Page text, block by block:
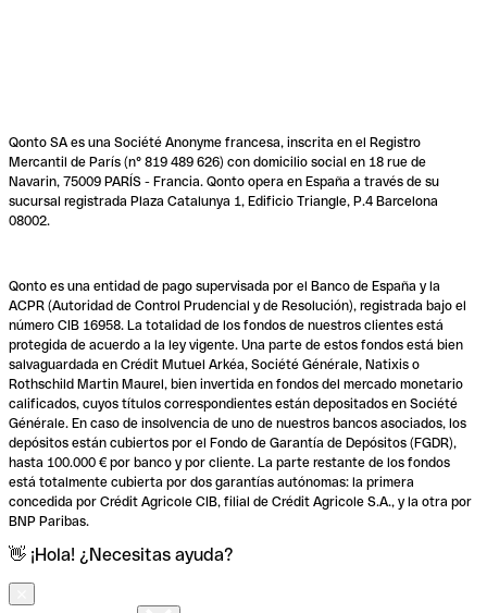
Qonto SA es una Société Anonyme francesa, inscrita en el Registro
Mercantil de París (n° 819 489 626) con domicilio social en 18 rue de
Navarin, 75009 PARÍS - Francia. Qonto opera en España a través de su
sucursal registrada Plaza Catalunya 1, Edificio Triangle, P.4 Barcelona
08002.
Qonto es una entidad de pago supervisada por el Banco de España y la
ACPR (Autoridad de Control Prudencial y de Resolución), registrada bajo el
número CIB 16958. La totalidad de los fondos de nuestros clientes está
protegida de acuerdo a la ley vigente. Una parte de estos fondos está bien
salvaguardada en Crédit Mutuel Arkéa, Société Générale, Natixis o
Rothschild Martin Maurel, bien invertida en fondos del mercado monetario
calificados, cuyos títulos correspondientes están depositados en Société
Générale. En caso de insolvencia de uno de nuestros bancos asociados, los
depósitos están cubiertos por el Fondo de Garantía de Depósitos (FGDR),
hasta 100.000 € por banco y por cliente. La parte restante de los fondos
está totalmente cubierta por dos garantías autónomas: la primera
concedida por Crédit Agricole CIB, filial de Crédit Agricole S.A., y la otra por
BNP Paribas.
👋 ¡Hola! ¿Necesitas ayuda?